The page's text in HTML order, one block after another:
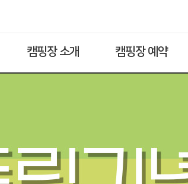
캠핑장 소개 캠핑장 예약